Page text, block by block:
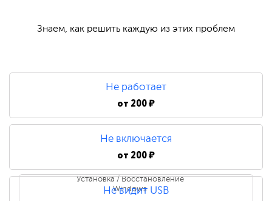
Знаем, как решить каждую из этих проблем
Не работает
от 200 ₽
Не включается
от 200 ₽
Установка / Восстановление
Windows
Не видит USB